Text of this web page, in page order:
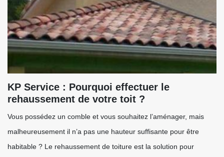
KP Service : Pourquoi effectuer le
rehaussement de votre toit ?
Vous possédez un comble et vous souhaitez l’aménager, mais
malheureusement il n’a pas une hauteur suffisante pour être
habitable ? Le rehaussement de toiture est la solution pour